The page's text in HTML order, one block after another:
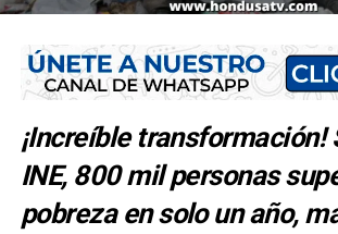
¡Increíble transformación!
INE, 800 mil personas
pobreza en solo un año,